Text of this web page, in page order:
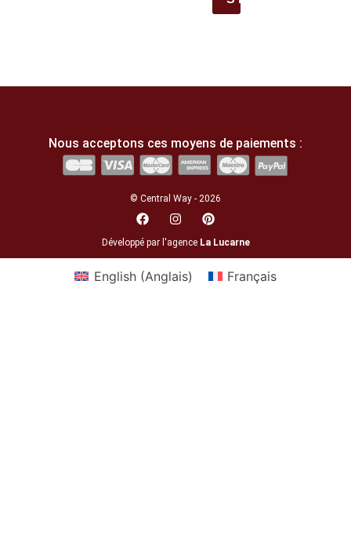
Nous acceptons ces moyens de paiements :
© Central Way - 2026
Développé par l'agence La Lucarne
English(Anglais) Français